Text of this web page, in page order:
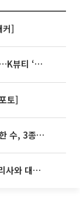
커]
[K뷰티 라방戰]
토]
'2TV 생생정보' 오늘방송맛집- 결정적 한 수, 3종 메밀면! 메밀 소바 맛집 '의○○○○'
포스코퓨처엠, LFP 시장 뚫었다…배터리사와 대규모 장기 공급 합의